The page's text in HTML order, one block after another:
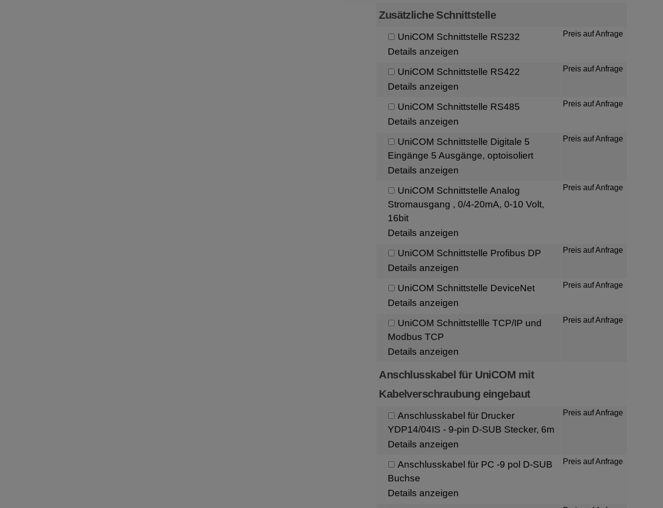
Zusätzliche Schnittstelle
UniCOM Schnittstelle RS232
Details anzeigen
Preis auf Anfrage
UniCOM Schnittstelle RS422
Details anzeigen
Preis auf Anfrage
UniCOM Schnittstelle RS485
Details anzeigen
Preis auf Anfrage
UniCOM Schnittstelle Digitale 5
Eingänge 5 Ausgänge, optoisoliert
Details anzeigen
Preis auf Anfrage
UniCOM Schnittstelle Analog
Stromausgang , 0/4-20mA, 0-10 Volt,
16bit
Details anzeigen
Preis auf Anfrage
UniCOM Schnittstelle Profibus DP
Details anzeigen
Preis auf Anfrage
UniCOM Schnittstelle DeviceNet
Details anzeigen
Preis auf Anfrage
UniCOM Schnittstellle TCP/IP und
Modbus TCP
Details anzeigen
Preis auf Anfrage
Anschlusskabel für UniCOM mit
Kabelverschraubung eingebaut
Anschlusskabel für Drucker
YDP14/04IS - 9-pin D-SUB Stecker, 6m
Details anzeigen
Preis auf Anfrage
Anschlusskabel für PC -9 pol D-SUB
Buchse
Details anzeigen
Preis auf Anfrage